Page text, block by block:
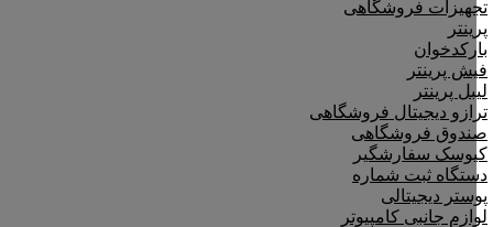
تجهیزات فروشگاهی
پرینتر
بارکدخوان
فیش پرینتر
لیبل پرینتر
ترازو دیجیتال فروشگاهی
صندوق فروشگاهی
کیوسک سفارشگیر
دستگاه ثبت شماره
پوستر دیجیتالی
لوازم جانبی کامپیوتر